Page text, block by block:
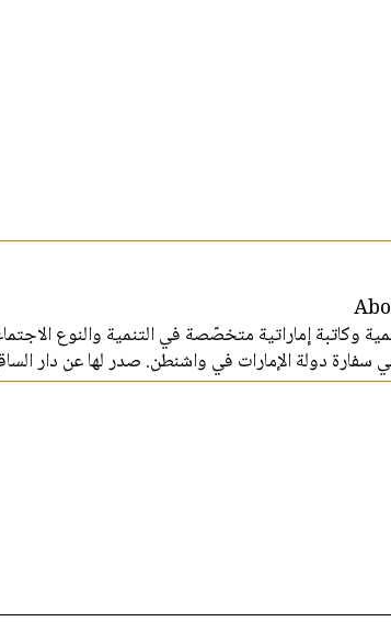
وكاتبة إماراتية متخصّصة في التنمية والنوع
سفارة دولة الإمارات في واشنطن. صدر لها عن دار